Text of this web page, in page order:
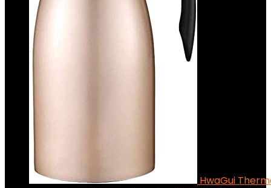
HwaGui